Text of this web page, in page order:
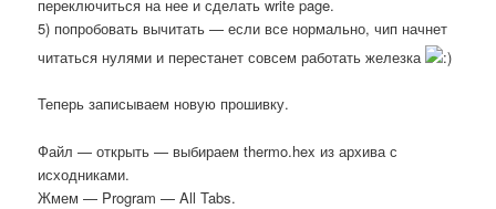
переключиться на нее и сделать write page.
5) попробовать вычитать — если все нормально, чип начнет
читаться нулями и перестанет совсем работать железка
Теперь записываем новую прошивку.
Файл — открыть — выбираем thermo.hex из архива с
исходниками.
Жмем — Program — All Tabs.